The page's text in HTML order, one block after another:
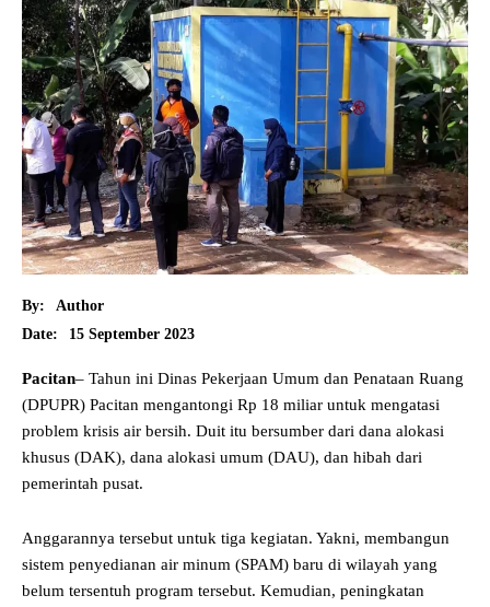
By:
Author
Date:
15 September 2023
Pacitan– Tahun ini Dinas Pekerjaan Umum dan Penataan Ruang
(DPUPR) Pacitan mengantongi Rp 18 miliar untuk mengatasi
problem krisis air bersih. Duit itu bersumber dari dana alokasi
khusus (DAK), dana alokasi umum (DAU), dan hibah dari
pemerintah pusat.
Anggarannya tersebut untuk tiga kegiatan. Yakni, membangun
sistem penyedianan air minum (SPAM) baru di wilayah yang
belum tersentuh program tersebut. Kemudian, peningkatan